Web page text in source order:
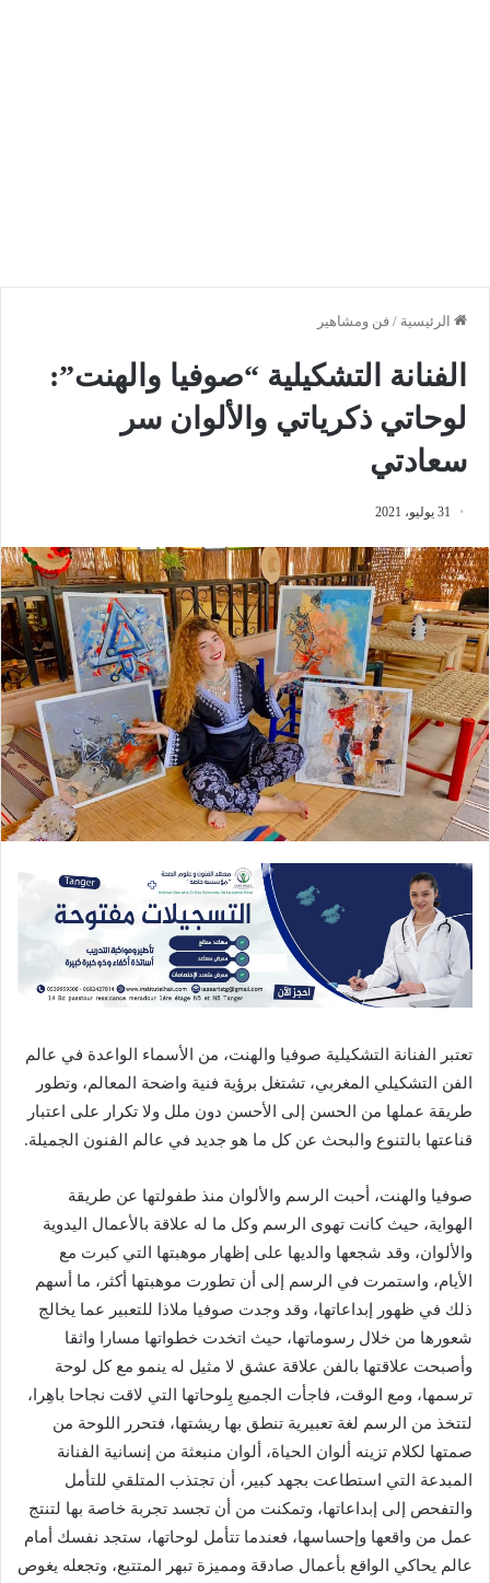
الرئيسية / فن ومشاهير
الفنانة التشكيلية “صوفيا والهنت”:
لوحاتي ذكرياتي والألوان سر
سعادتي
31 يوليو، 2021
تعتبر الفنانة التشكيلية صوفيا والهنت، من الأسماء الواعدة في عالم
الفن التشكيلي المغربي، تشتغل برؤية فنية واضحة المعالم، وتطور
طريقة عملها من الحسن إلى الأحسن دون ملل ولا تكرار على اعتبار
قناعتها بالتنوع والبحث عن كل ما هو جديد في عالم الفنون الجميلة.
صوفيا والهنت، أحبت الرسم والألوان منذ طفولتها عن طريقة
الهواية، حيث كانت تهوى الرسم وكل ما له علاقة بالأعمال اليدوية
والألوان، وقد شجعها والديها على إظهار موهبتها التي كبرت مع
الأيام، واستمرت في الرسم إلى أن تطورت موهبتها أكثر، ما أسهم
ذلك في ظهور إبداعاتها، وقد وجدت صوفيا ملاذا للتعبير عما يخالج
شعورها من خلال رسوماتها، حيث اتخدت خطواتها مسارا واثقا
وأصبحت علاقتها بالفن علاقة عشق لا مثيل له ينمو مع كل لوحة
ترسمها، ومع الوقت، فاجأت الجميع بِلوحاتها التي لاقت نجاحا باهِرا،
لتتخذ من الرسم لغة تعبيرية تنطق بها ريشتها، فتحرر اللوحة من
صمتها لكلام تزينه ألوان الحياة، ألوان منبعثة من إنسانية الفنانة
المبدعة التي استطاعت بجهد كبير، أن تجتذب المتلقي للتأمل
والتفحص إلى إبداعاتها، وتمكنت من أن تجسد تجربة خاصة بها لتنتج
عمل من واقعها وإحساسها، فعندما تتأمل لوحاتها، ستجد نفسك أمام
عالم يحاكي الواقع بأعمال صادقة ومميزة تبهر المتتبع، وتجعله يغوص